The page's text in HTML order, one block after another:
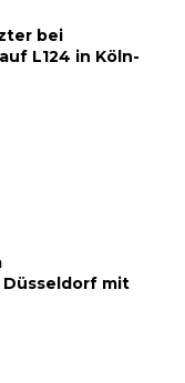
bei
L124 in Köln-
mit